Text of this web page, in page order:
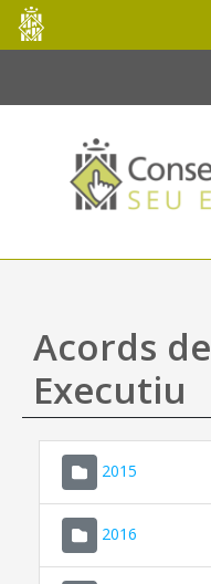
Salta al contingut principal
Consell
de
Mallorca
Acords
Executiu
2015
2016